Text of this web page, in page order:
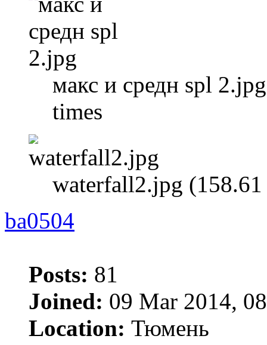
макс и средн spl
times
waterfall2.jpg
ba0504
Posts: 81
Joined: 09 Mar 2014,
Location: Тюмень